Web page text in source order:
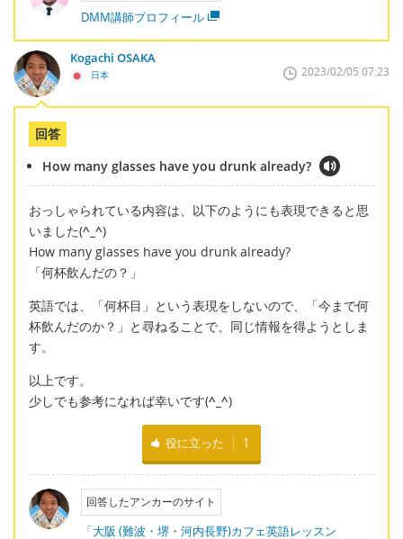
DMM講師プロフィール
Kogachi OSAKA
日本 2023/02/05 07:23
回答
How many glasses have you drunk already?
おっしゃられている内容は、以下のようにも表現できると思
いました(^_^)
How many glasses have you drunk already?
「何杯飲んだの？」
英語では、「何杯目」という表現をしないので、「今まで何
杯飲んだのか？」と尋ねることで、同じ情報を得ようとしま
す。
以上です。
少しでも参考になれば幸いです(^_^)
役に立った 1
回答したアンカーのサイト
「大阪 (難波・堺・河内長野)カフェ英語レッスン